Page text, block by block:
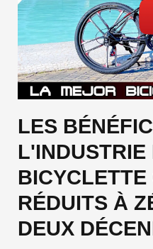
LES
L'INDUSTRIE
BICYCLETTE
RÉDUITS À
DEUX